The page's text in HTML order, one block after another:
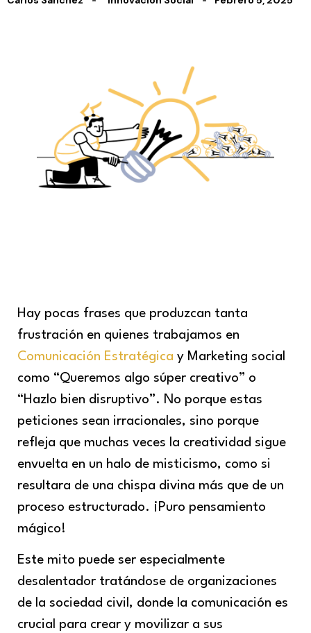
Hay pocas frases que produzcan tanta
frustración en quienes trabajamos en
Comunicación Estratégica y Marketing social
como “Queremos algo súper creativo” o
“Hazlo bien disruptivo”. No porque estas
peticiones sean irracionales, sino porque
refleja que muchas veces la creatividad sigue
envuelta en un halo de misticismo, como si
resultara de una chispa divina más que de un
proceso estructurado. ¡Puro pensamiento
mágico!
Este mito puede ser especialmente
desalentador tratándose de organizaciones
de la sociedad civil, donde la comunicación es
crucial para crear y movilizar a sus